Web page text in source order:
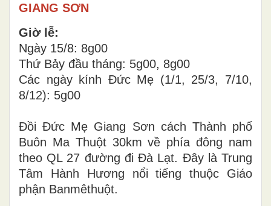
GIANG SƠN
Giờ lễ:
Ngày 15/8: 8g00
Thứ Bảy đầu tháng: 5g00, 8g00
Các ngày kính Đức Mẹ (1/1, 25/3, 7/10,
8/12): 5g00
Đồi Đức Mẹ Giang Sơn cách Thành phố
Buôn Ma Thuột 30km về phía đông nam
theo QL 27 đường đi Đà Lạt. Đây là Trung
Tâm Hành Hương nổi tiếng thuộc Giáo
phận Banmêthuột.